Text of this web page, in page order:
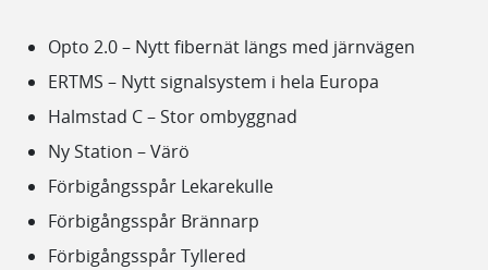
Opto 2.0 – Nytt fibernät längs med järnvägen
ERTMS – Nytt signalsystem i hela Europa
Halmstad C – Stor ombyggnad
Ny Station – Värö
Förbigångsspår Lekarekulle
Förbigångsspår Brännarp
Förbigångsspår Tyllered